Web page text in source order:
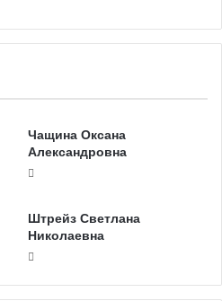
Чащина Оксана
Александровна
Штрейз Светлана
Николаевна